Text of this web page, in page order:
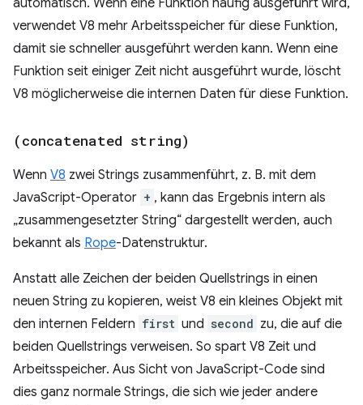
verwendet V8 mehr Arbeitsspeicher für diese Funktion,
damit sie schneller ausgeführt werden kann. Wenn eine
Funktion seit einiger Zeit nicht ausgeführt wurde, löscht
V8 möglicherweise die internen Daten für diese Funktion.
(concatenated string)
Wenn V8 zwei Strings zusammenführt, z. B. mit dem
JavaScript-Operator + , kann das Ergebnis intern als
„zusammengesetzter String“ dargestellt werden, auch
bekannt als Rope-Datenstruktur.
Anstatt alle Zeichen der beiden Quellstrings in einen
neuen String zu kopieren, weist V8 ein kleines Objekt mit
den internen Feldern first und second zu, die auf die
beiden Quellstrings verweisen. So spart V8 Zeit und
Arbeitsspeicher. Aus Sicht von JavaScript-Code sind
dies ganz normale Strings, die sich wie jeder andere